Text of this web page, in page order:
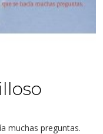
muchas preguntas.